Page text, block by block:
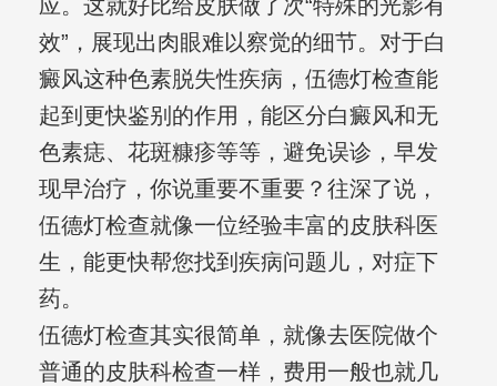
应。这就好比给皮肤做了次“特殊的光影有
效”，展现出肉眼难以察觉的细节。对于白
癜风这种色素脱失性疾病，伍德灯检查能
起到更快鉴别的作用，能区分白癜风和无
色素痣、花斑糠疹等等，避免误诊，早发
现早治疗，你说重要不重要？往深了说，
伍德灯检查就像一位经验丰富的皮肤科医
生，能更快帮您找到疾病问题儿，对症下
药。
伍德灯检查其实很简单，就像去医院做个
普通的皮肤科检查一样，费用一般也就几